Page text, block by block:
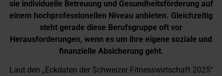
sie individuelle Betreuung und Gesundheitsförderung auf
einem hochprofessionellen Niveau anbieten. Gleichzeitig
steht gerade diese Berufsgruppe oft vor
Herausforderungen, wenn es um ihre eigene soziale und
finanzielle Absicherung geht.
Laut den „Eckdaten der Schweizer Fitnesswirtschaft 2025“